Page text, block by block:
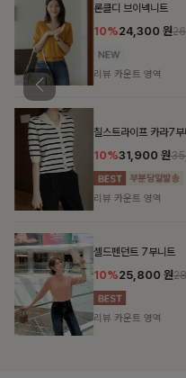
론클디 브이넥니트
10%24,300 원
리뷰 카운트 영역
칠스트라이프 카라7
10%31,900 원
리뷰 카운트 영역
셀드펜던트 7부니트
10%25,800 원
리뷰 카운트 영역